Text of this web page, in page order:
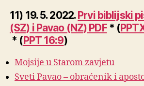
11) 19. 5. 2022.Prvi biblijski
(SZ) i Pavao (NZ) PDF* (
* (PPT 16:9)
Mojsije u Starom zavjetu
Sveti Pavao – obraćenik i